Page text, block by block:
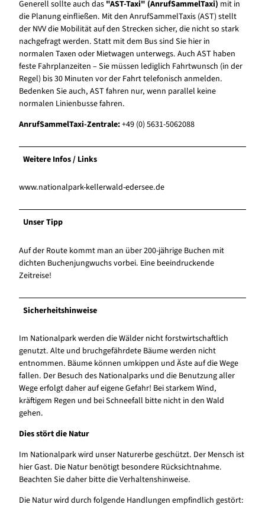
Generell sollte auch das "AST-Taxi" (AnrufSammelTaxi) mit in
die Planung einfließen. Mit den AnrufSammelTaxis (AST) stellt
der NVV die Mobilität auf den Strecken sicher, die nicht so stark
nachgefragt werden. Statt mit dem Bus sind Sie hier in
normalen Taxen oder Mietwagen unterwegs. Auch AST haben
feste Fahrplanzeiten – Sie müssen lediglich Fahrtwunsch (in der
Regel) bis 30 Minuten vor der Fahrt telefonisch anmelden.
Bedenken Sie auch, AST fahren nur, wenn parallel keine
normalen Linienbusse fahren.
AnrufSammelTaxi-Zentrale:+49 (0) 5631-5062088
Weitere Infos / Links
www.nationalpark-kellerwald-edersee.de
Unser Tipp
Auf der Route kommt man an über 200-jährige Buchen mit
dichten Buchenjungwuchs vorbei. Eine beeindruckende
Zeitreise!
Sicherheitshinweise
Im Nationalpark werden die Wälder nicht forstwirtschaftlich
genutzt. Alte und bruchgefährdete Bäume werden nicht
entnommen. Bäume können umkippen und Äste auf die Wege
fallen. Der Besuch des Nationalparks und die Benutzung aller
Wege erfolgt daher auf eigene Gefahr! Bei starkem Wind,
kräftigem Regen und bei Schneefall bitte nicht in den Wald
gehen.
Dies stört die Natur
Im Nationalpark wird unser Naturerbe geschützt. Der Mensch ist
hier Gast. Die Natur benötigt besondere Rücksichtnahme.
Beachten Sie daher bitte die Verhaltenshinweise.
Die Natur wird durch folgende Handlungen empfindlich gestört: